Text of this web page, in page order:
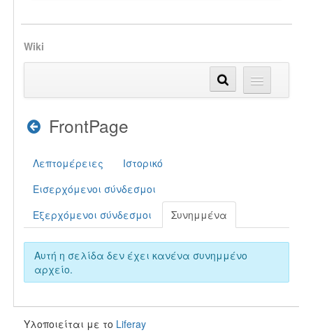
Wiki
FrontPage
Λεπτομέρειες
Ιστορικό
Εισερχόμενοι σύνδεσμοι
Εξερχόμενοι σύνδεσμοι
Συνημμένα
Αυτή η σελίδα δεν έχει κανένα συνημμένο
αρχείο.
Υλοποιείται με το Liferay